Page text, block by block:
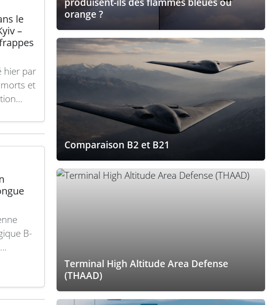
le
–
hier par
et
B-
Cette
orange ?
Comparaison B2 et B21
Terminal High Altitude Area Defense
(THAAD)